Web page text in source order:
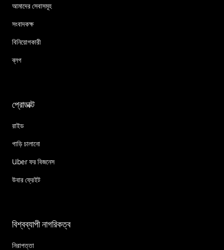
আমাদের সেবাসমূহ
সংবাদকক্ষ
বিনিয়োগকারী
ব্লগ
প্রোডাক্ট
রাইড
গাড়ি চালানো
Uber ফর বিজনেস
উবার ফ্রেইট
বিশ্বব্যাপী নাগরিকত্ব
নিরাপত্তা